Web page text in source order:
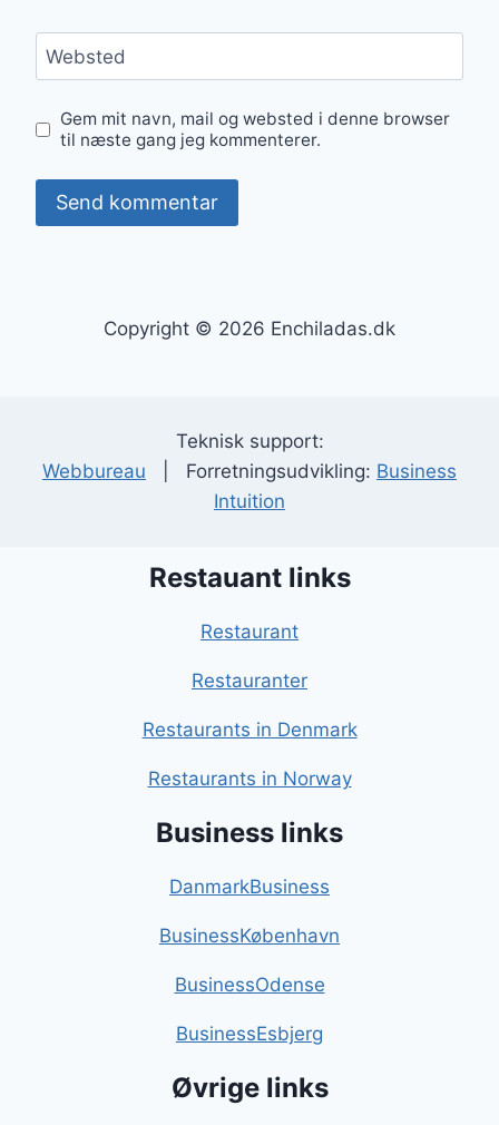
Websted
Gem mit navn, mail og websted i denne browser
til næste gang jeg kommenterer.
Copyright © 2026 Enchiladas.dk
Teknisk support:
Webbureau | Forretningsudvikling: Business
Intuition
Restauant links
Restaurant
Restauranter
Restaurants in Denmark
Restaurants in Norway
Business links
DanmarkBusiness
BusinessKøbenhavn
BusinessOdense
BusinessEsbjerg
Øvrige links